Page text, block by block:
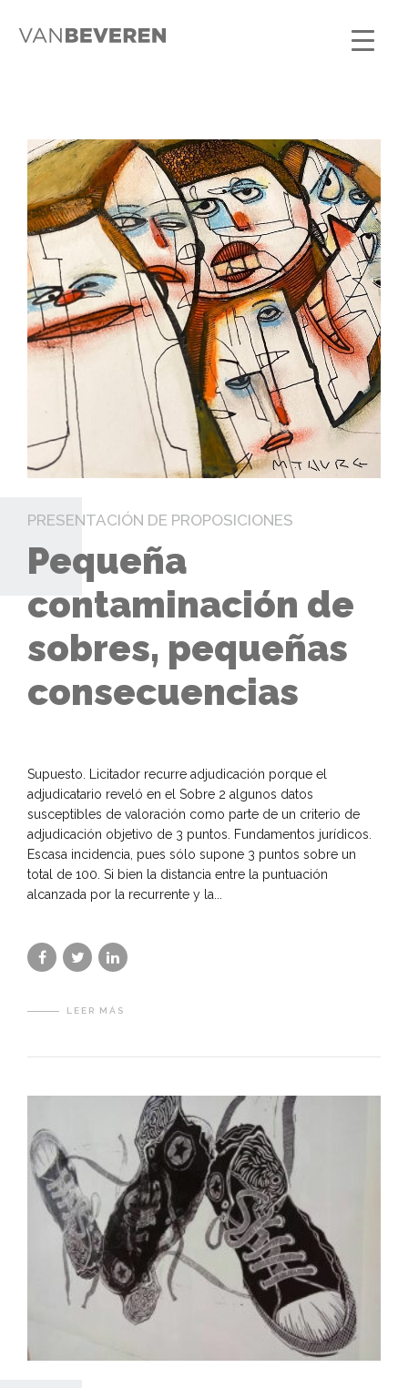
PRESENTACIÓN DE PROPOSICIONES
Pequeña
contaminación de
sobres, pequeñas
consecuencias
Supuesto. Licitador recurre adjudicación porque el
adjudicatario reveló en el Sobre 2 algunos datos
susceptibles de valoración como parte de un criterio de
adjudicación objetivo de 3 puntos. Fundamentos jurídicos.
Escasa incidencia, pues sólo supone 3 puntos sobre un
total de 100. Si bien la distancia entre la puntuación
alcanzada por la recurrente y la...
LEER MÁS